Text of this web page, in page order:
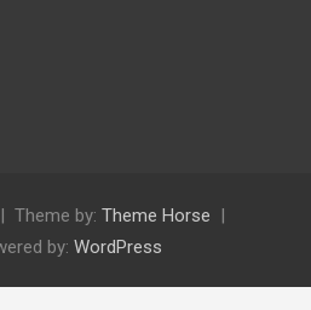
Theme by: Theme Horse
by: WordPress